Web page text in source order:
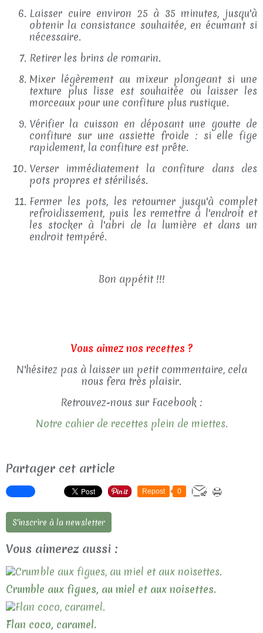
Laisser cuire environ 25 à 35 minutes, jusqu'à
obtenir la consistance souhaitée, en écumant si
nécessaire.
Retirer les brins de romarin.
Mixer légèrement au mixeur plongeant si une
texture plus lisse est souhaitée ou laisser les
morceaux pour une confiture plus rustique.
Vérifier la cuisson en déposant une goutte de
confiture sur une assiette froide : si elle fige
rapidement, la confiture est prête.
Verser immédiatement la confiture dans des
pots propres et stérilisés.
Fermer les pots, les retourner jusqu'à complet
refroidissement, puis les remettre à l'endroit et
les stocker à l'abri de la lumière et dans un
endroit tempéré.
Bon appétit !!!
Vous aimez nos recettes ?
N'hésitez pas à laisser un petit commentaire, cela
nous fera très plaisir.
Retrouvez-nous sur Facebook :
Notre cahier de recettes plein de miettes.
Partager cet article
Repost 0
S'inscrire à la newsletter
Vous aimerez aussi :
Crumble aux figues, au miel et aux noisettes.
Flan coco, caramel.